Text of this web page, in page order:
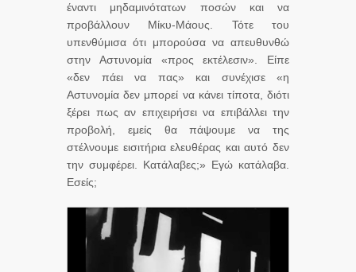
έναντι μηδαμινότατων ποσών και να
προβάλλουν Μίκυ-Μάους. Τότε του
υπενθύμισα ότι μπορούσα να απευθυνθώ
στην Αστυνομία «προς εκτέλεσιν». Είπε
«δεν πάει να πας» και συνέχισε «η
Αστυνομία δεν μπορεί να κάνει τίποτα, διότι
ξέρει πως αν επιχειρήσει να επιβάλλει την
προβολή, εμείς θα πάψουμε να της
στέλνουμε εισιτήρια ελευθέρας και αυτό δεν
την συμφέρει. Κατάλαβες;» Εγώ κατάλαβα.
Εσείς;